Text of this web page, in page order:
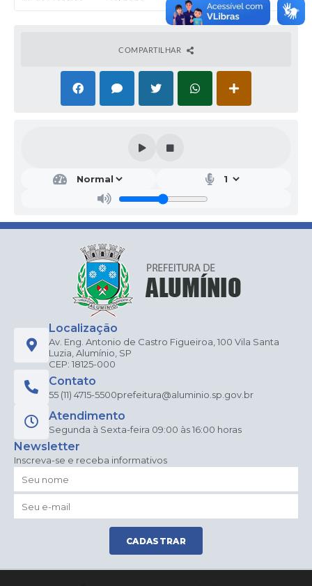
COMPARTILHAR
Localização
Av. Eng. Antonio de Castro Figueiroa, 100 Vila Santa
Luzia, Alumínio, SP
CEP: 18125-000
Contato
55 (11) 4715-5500prefeitura@aluminio.sp.gov.br
Atendimento
Segunda à Sexta-feira 09:00 às 16:00 horas
Newsletter
Inscreva-se e receba informativos
CADASTRAR